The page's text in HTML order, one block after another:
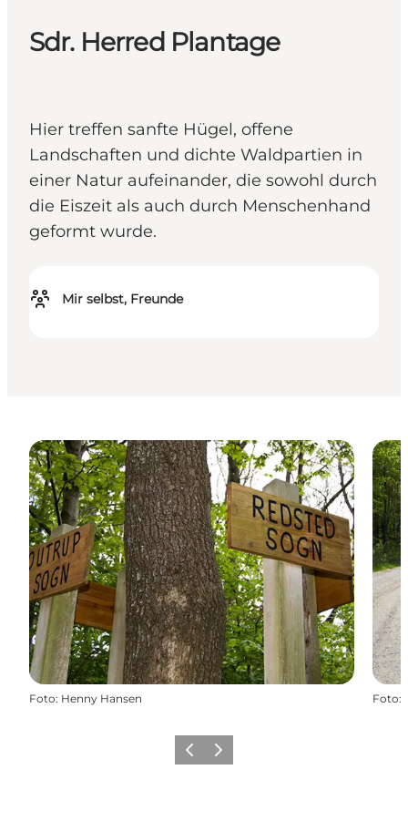
Sdr. Herred Plantage
Hier treffen sanfte Hügel, offene
Landschaften und dichte Waldpartien in
einer Natur aufeinander, die sowohl durch
die Eiszeit als auch durch Menschenhand
geformt wurde.
Mir selbst, Freunde
Foto: Henny Hansen Foto:
ZurückWeiter